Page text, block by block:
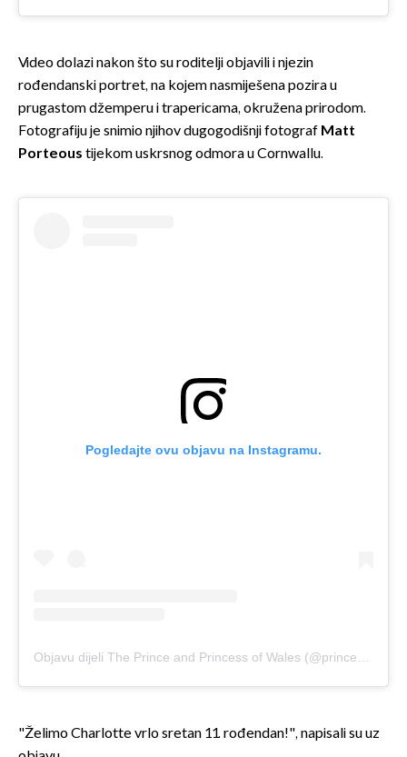
Video dolazi nakon što su roditelji objavili i njezin
rođendanski portret, na kojem nasmiješena pozira u
prugastom džemperu i trapericama, okružena prirodom.
Fotografiju je snimio njihov dugogodišnji fotograf Matt
Porteous tijekom uskrsnog odmora u Cornwallu.
Pogledajte ovu objavu na Instagramu.
Objavu dijeli The Prince and Princess of Wales (@princeandprincessofwales)
"Želimo Charlotte vrlo sretan 11. rođendan!", napisali su uz